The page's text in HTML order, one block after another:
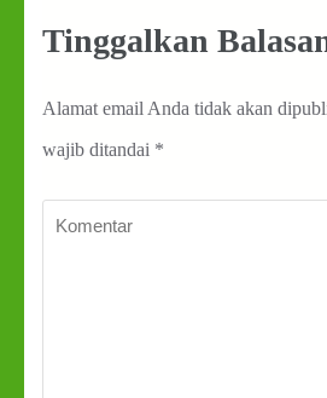
Tinggalkan
Alamat email Anda tidak akan
wajib ditandai *
Komentar